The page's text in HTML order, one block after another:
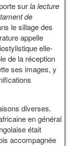
surla lecture
de
le sillage des
appelle
elle-
de la réception
ses images, y
diverses.
en général
était
accompagnée